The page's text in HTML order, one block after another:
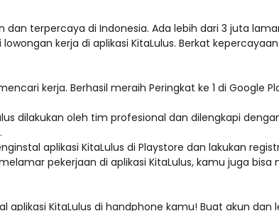
terpercaya di Indonesia. Ada lebih dari 3 juta
kerja di aplikasi KitaLulus. Berkat
kerja. Berhasil meraih Peringkat ke 1 di Google
dilakukan oleh tim profesional dan dilengkapi
aplikasi KitaLulus di Playstore dan lakukan
pekerjaan di aplikasi KitaLulus, kamu juga
aplikasi KitaLulus di handphone kamu! Buat akun